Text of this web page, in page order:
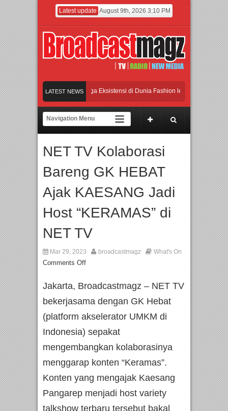
Latest update August 9th, 2026 3:10 PM
LATEST NEWS
Lenny Ivylen: 26 Tahun Jaga Eksistensi di Dunia Fashion lewat Karya
Pendidikan dan Riset untuk Cetak Talenta Unggul
NET TV Kolaborasi
Bareng GK HEBAT
Ajak KAESANG Jadi
Host “KERAMAS” di
NET TV
Mar 29, 2023 broadcastmagz What's On
Comments Off
Jakarta, Broadcastmagz – NET TV
bekerjasama dengan GK Hebat
(platform akselerator UMKM di
Indonesia) sepakat
mengembangkan kolaborasinya
menggarap konten “Keramas”.
Konten yang mengajak Kaesang
Pangarep menjadi host variety
talkshow terbaru tersebut bakal